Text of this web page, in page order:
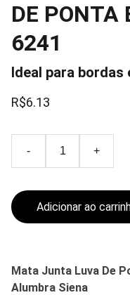
DE PONTA
6241
Ideal para bordas
R$6.13
- +
Adicionar ao
Mata Junta Luva De
Alumbra Siena